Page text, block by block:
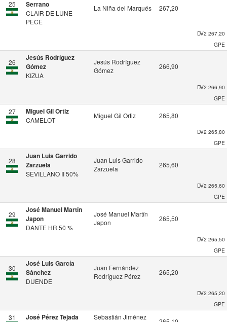
25 Serrano
CLAIR DE LUNE
PECE
La Niña del Marqués 267,20
DV2 267,20
GPE
26
Jesús Rodríguez
Gómez
KIZUA
Jesús Rodríguez
Gómez
266,90
DV2 266,90
GPE
27 Miguel Gil Ortiz
CAMELOT
Miguel Gil Ortiz 265,80
DV2 265,80
GPE
28
Juan Luis Garrido
Zarzuela
SEVILLANO II 50%
Juan Luis Garrido
Zarzuela
265,60
DV2 265,60
GPE
29
José Manuel Martín
Japon
DANTE HR 50 %
José Manuel Martín
Japon
265,50
DV2 265,50
GPE
30
José Luis García
Sánchez
DUENDE
Juan Fernández
Rodríguez Pérez
265,20
DV2 265,20
GPE
31 José Pérez Tejada
Sebastián Jiménez